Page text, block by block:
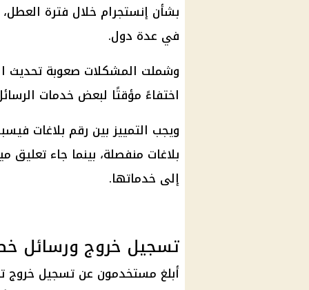
بشأن إنستجرام خلال فترة
في عدة دول.
وشملت المشكلات صعوبة تحديث
اختفاءً مؤقتًا لبعض خدمات
ويجب التمييز بين رقم بلاغات
بلاغات منفصلة، بينما جاء
إلى خدماتها.
تسجيل خروج ورسائل
أبلغ مستخدمون عن تسجيل خروج